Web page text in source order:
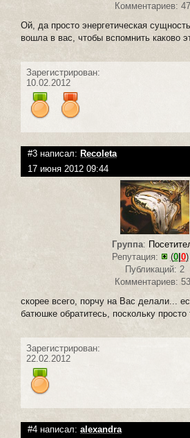
Комментариев:
Ой, да просто энергетическая
вошла в вас, чтобы вспомнить каково
Зарегистрирован:
10.02.2012
#3 написал: Recoleta
17 июня 2012 09:44
Группа:
Репутация:
(0|0)
Публикаций: 2
Комментариев:
скорее всего, порчу на Вас делали...
батюшке обратитесь, поскольку просто
Зарегистрирован:
22.02.2012
#4 написал: alexandra